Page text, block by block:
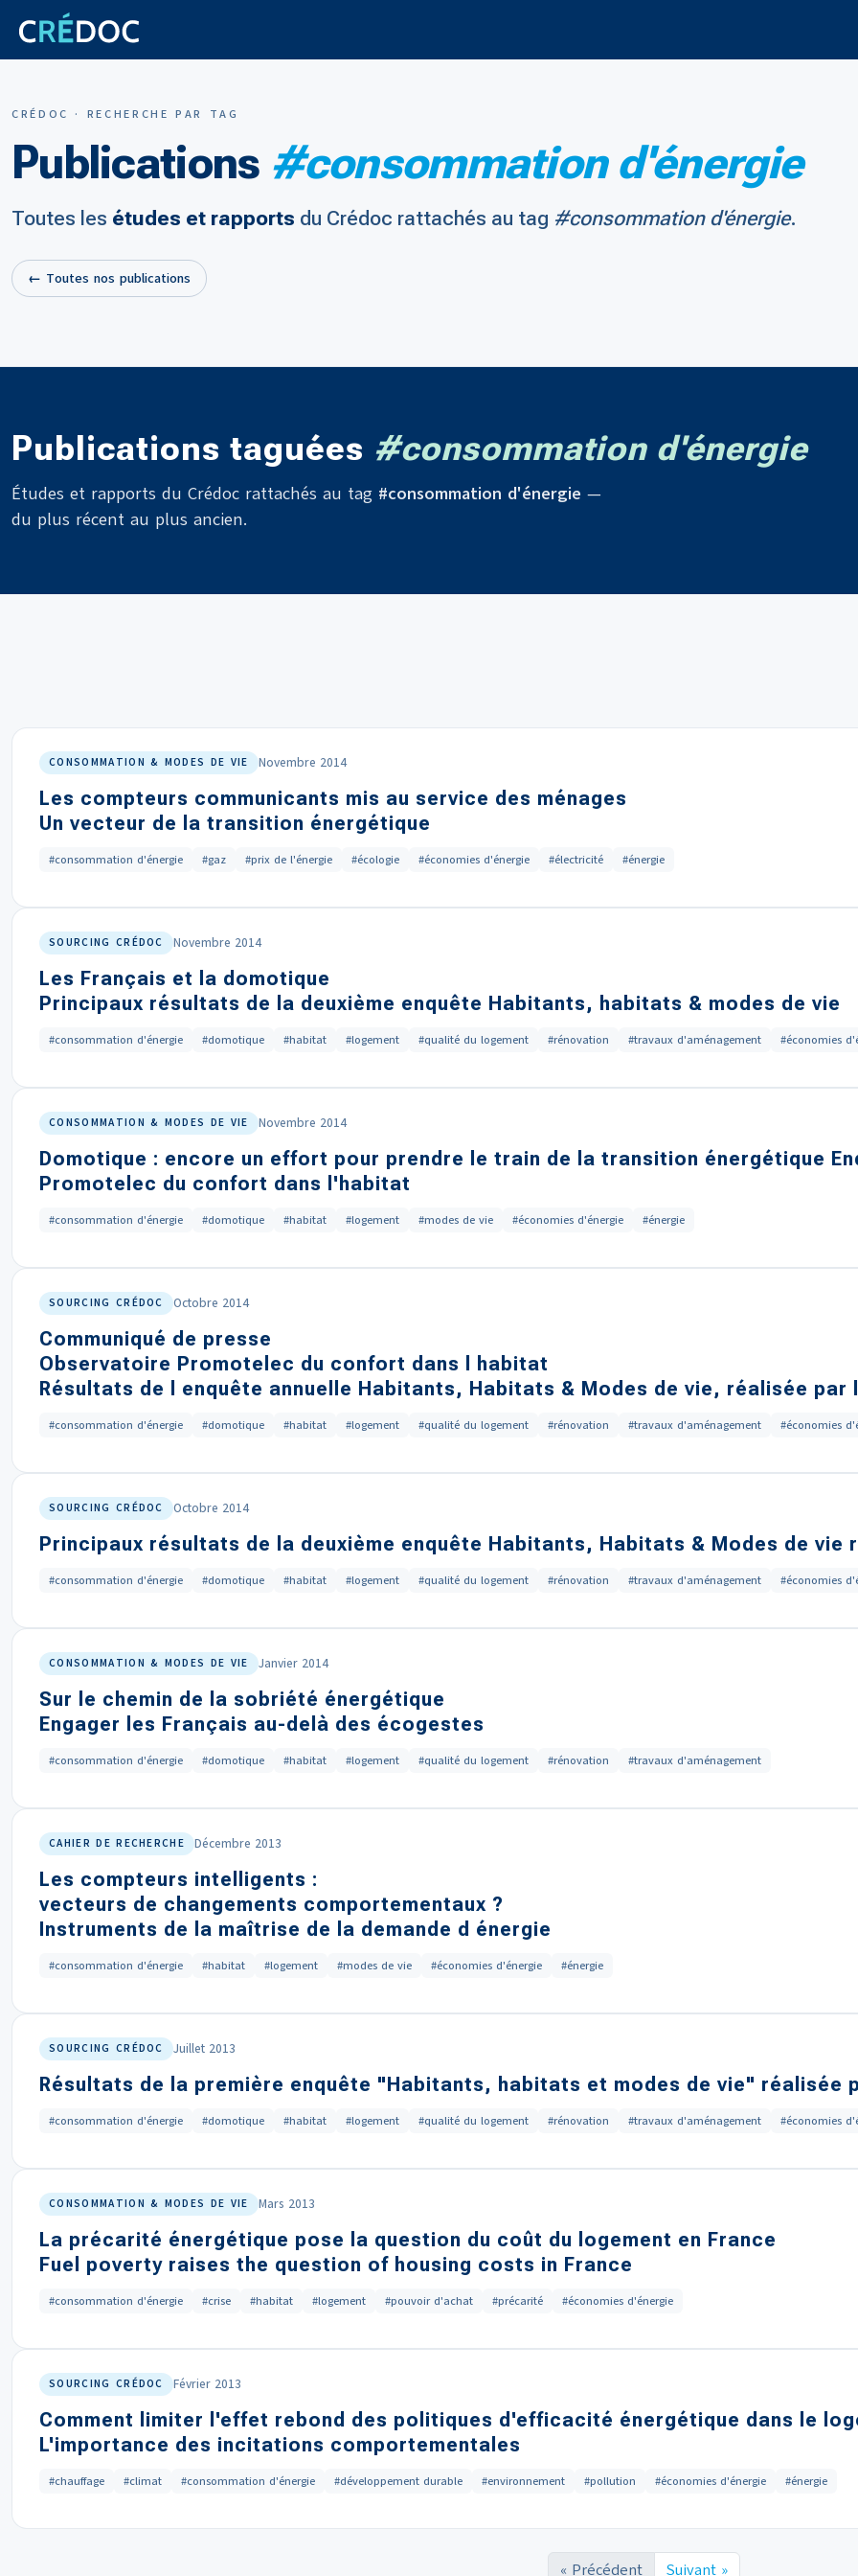
CRÉDOC · RECHERCHE PAR TAG
Publications #consommation d'énergie
Toutes les études et rapports du Crédoc rattachés au tag #consommation d'énergie.
← Toutes nos publications
Publications taguées #consommation d'énergie
Études et rapports du Crédoc rattachés au tag #consommation d'énergie —
du plus récent au plus ancien.
CONSOMMATION & MODES DE VIE Novembre 2014
Les compteurs communicants mis au service des ménages
Un vecteur de la transition énergétique
#consommation d'énergie #gaz #prix de l'énergie #écologie #économies d'énergie #électricité #énergie
SOURCING CRÉDOC Novembre 2014
Les Français et la domotique
Principaux résultats de la deuxième enquête Habitants, habitats & modes de vie
#consommation d'énergie #domotique #habitat #logement #qualité du logement #rénovation #travaux d'aménagement #économies
CONSOMMATION & MODES DE VIE Novembre 2014
Domotique : encore un effort pour prendre le train de la transition énergétique
Promotelec du confort dans l'habitat
#consommation d'énergie #domotique #habitat #logement #modes de vie #économies d'énergie #énergie
SOURCING CRÉDOC Octobre 2014
Communiqué de presse
Observatoire Promotelec du confort dans l habitat
Résultats de l enquête annuelle Habitants, Habitats & Modes de vie, réalisée par
#consommation d'énergie #domotique #habitat #logement #qualité du logement #rénovation #travaux d'aménagement #économies
SOURCING CRÉDOC Octobre 2014
Principaux résultats de la deuxième enquête Habitants, Habitats & Modes de vie
#consommation d'énergie #domotique #habitat #logement #qualité du logement #rénovation #travaux d'aménagement #économies
CONSOMMATION & MODES DE VIE Janvier 2014
Sur le chemin de la sobriété énergétique
Engager les Français au-delà des écogestes
#consommation d'énergie #domotique #habitat #logement #qualité du logement #rénovation #travaux d'aménagement
CAHIER DE RECHERCHE Décembre 2013
Les compteurs intelligents :
vecteurs de changements comportementaux ?
Instruments de la maîtrise de la demande d énergie
#consommation d'énergie #habitat #logement #modes de vie #économies d'énergie #énergie
SOURCING CRÉDOC Juillet 2013
Résultats de la première enquête "Habitants, habitats et modes de vie" réalisée
#consommation d'énergie #domotique #habitat #logement #qualité du logement #rénovation #travaux d'aménagement #économies
CONSOMMATION & MODES DE VIE Mars 2013
La précarité énergétique pose la question du coût du logement en France
Fuel poverty raises the question of housing costs in France
#consommation d'énergie #crise #habitat #logement #pouvoir d'achat #précarité #économies d'énergie
SOURCING CRÉDOC Février 2013
Comment limiter l'effet rebond des politiques d'efficacité énergétique dans le
L'importance des incitations comportementales
#chauffage #climat #consommation d'énergie #développement durable #environnement #pollution #économies d'énergie #énergie
« Précédent Suivant »